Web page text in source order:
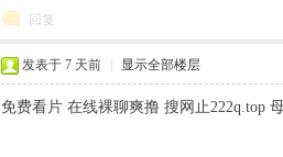
回复
发表于 7 天前 显示全部楼层
免费看片 在线裸聊爽撸 搜网止222q.top